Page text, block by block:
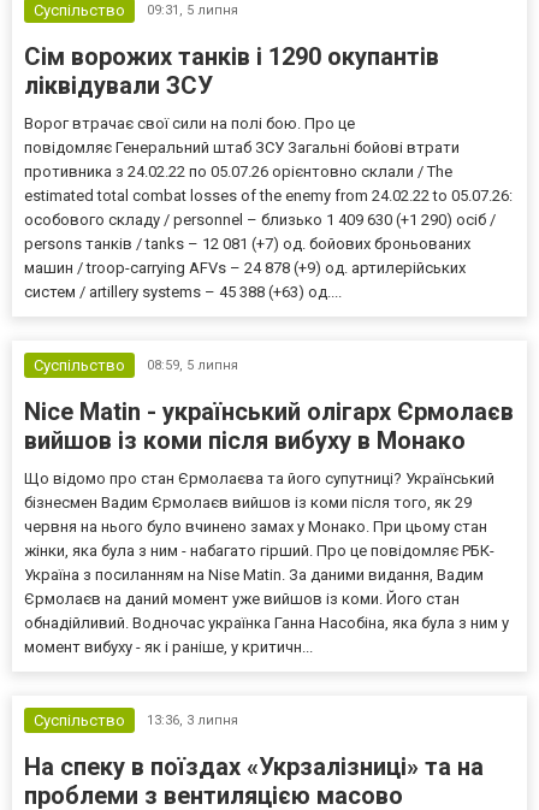
Суспільство 09:31, 5 липня
Сім ворожих танків і 1290 окупантів
ліквідували ЗСУ
Ворог втрачає свої сили на полі бою. Про це
повідомляє Генеральний штаб ЗСУ Загальні бойові втрати
противника з 24.02.22 по 05.07.26 орієнтовно склали / The
estimated total combat losses of the enemy from 24.02.22 to 05.07.26:
особового складу / personnel – близько 1 409 630 (+1 290) осіб /
persons танків / tanks – 12 081 (+7) од. бойових броньованих
машин / troop-carrying AFVs – 24 878 (+9) од. артилерійських
систем / artillery systems – 45 388 (+63) од....
Суспільство 08:59, 5 липня
Nice Matin - український олігарх Єрмолаєв
вийшов із коми після вибуху в Монако
Що відомо про стан Єрмолаєва та його супутниці? Український
бізнесмен Вадим Єрмолаєв вийшов із коми після того, як 29
червня на нього було вчинено замах у Монако. При цьому стан
жінки, яка була з ним - набагато гірший. Про це повідомляє РБК-
Україна з посиланням на Nise Matin. За даними видання, Вадим
Єрмолаєв на даний момент уже вийшов із коми. Його стан
обнадійливий. Водночас українка Ганна Насобіна, яка була з ним у
момент вибуху - як і раніше, у критичн...
Суспільство 13:36, 3 липня
На спеку в поїздах «Укрзалізниці» та на
проблеми з вентиляцією масово